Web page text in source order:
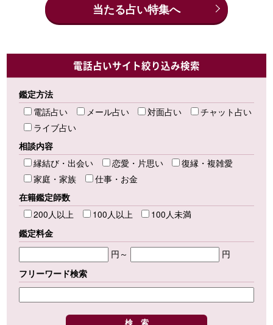
当たる占い特集へ
電話占いサイト絞り込み検索
鑑定方法
電話占い
メール占い 対面占い
チャット占い
ライブ占い
相談内容
縁結び・出会い
恋愛・片思い
復縁・複雑愛
家庭・家族
仕事・お金
在籍鑑定師数
200人以上
100人以上
100人未満
鑑定料金
円～
円
フリーワード検索